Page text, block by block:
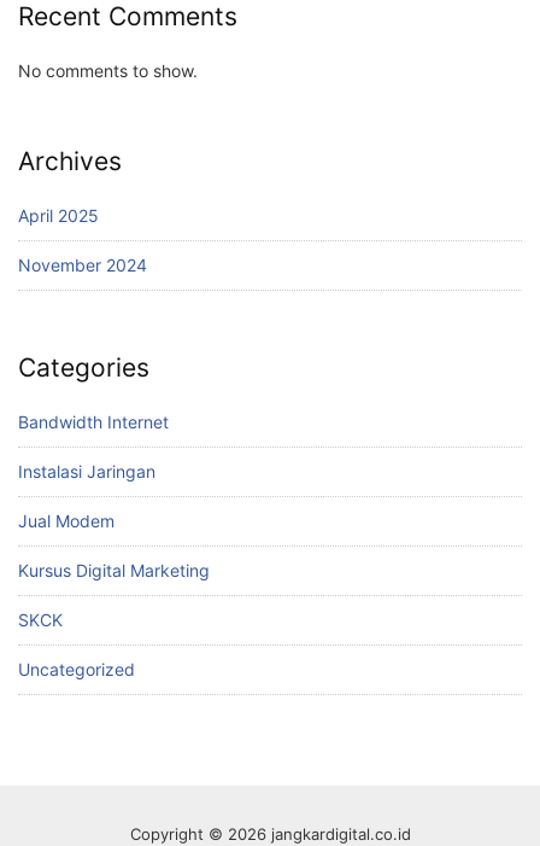
Recent Comments
No comments to show.
Archives
April 2025
November 2024
Categories
Bandwidth Internet
Instalasi Jaringan
Jual Modem
Kursus Digital Marketing
SKCK
Uncategorized
Copyright © 2026 jangkardigital.co.id